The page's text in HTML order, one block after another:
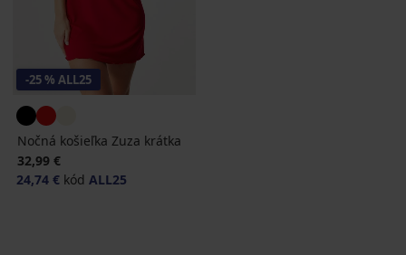
-25 % ALL25
Nočná košieľka Zuza krátka
32,99 €
24,74 € kód ALL25